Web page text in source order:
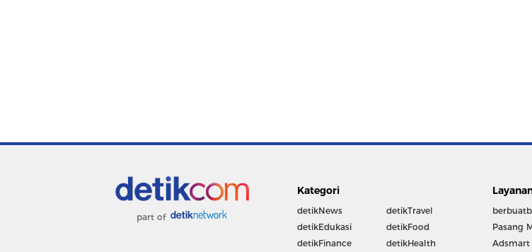
part of
Kategori
detikNews
detikEdukasi
detikFinance
detikTravel
detikFood
detikHealth
Pasang
Adsmart